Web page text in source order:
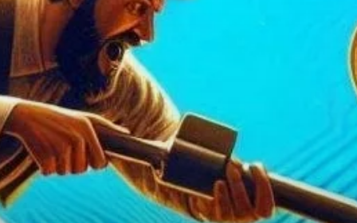
Mise à jour sur le prix du
Bitcoin Dans un mouvement
surprenant qui a suscité une
vive agitation au sein…